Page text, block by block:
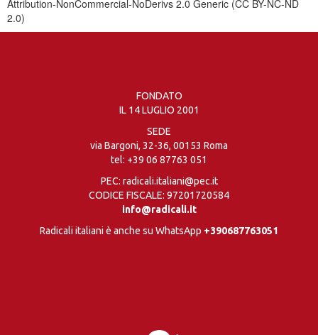
Attribution-NonCommercial-NoDerivs 2.0 Generic (CC BY-NC-ND
2.0)
FONDATO
IL 14 LUGLIO 2001
SEDE
via Bargoni, 32-36, 00153 Roma
tel: +39 06 87763 051
PEC: radicali.italiani@pec.it
CODICE FISCALE: 97201720584
info@radicali.it
Radicali italiani è anche su WhatsApp +390687763051